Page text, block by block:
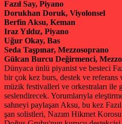
Fazıl Say, Piyano
Dorukhan Doruk, Viyolonsel
Berfin Aksu, Keman
Iraz Yıldız, Piyano
Uğur Okay, Bas
Seda Taşpınar, Mezzosoprano
Gülcan Burcu Değirmenci,
Dünyaca ünlü piyanist ve besteci
bir çok kez burs, destek ve
müzik festivalleri ve orkestraları ile
seslendirecek. Yorumlarıyla
sahneyi paylaşan Aksu, bu kez
şan solistleri, Nazım Hikmet